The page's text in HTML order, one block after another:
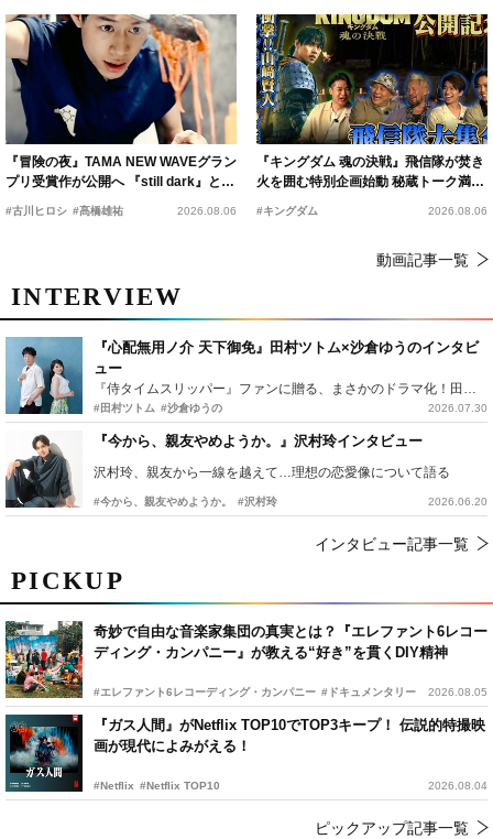
PICKUP
奇妙で自由な音楽家集団の真実とは？『エレファント6レコー
ディング・カンパニー』が教える“好き”を貫くDIY精神
#エレファント6レコーディング・カンパニー #ドキュメンタリー 2026.08.05
『ガス人間』がNetflix TOP10でTOP3キープ！ 伝説的特撮映
画が現代によみがえる！
#Netflix #Netflix TOP10 2026.08.04
ピックアップ記事一覧
『冒険の夜』TAMA NEW WAVEグラン
プリ受賞作が公開へ 『still dark』と同
時上映決定
#古川ヒロシ #髙橋雄祐 2026.08.06
『キングダム 魂の決戦』飛信隊が焚き
火を囲む特別企画始動 秘蔵トーク満載
の“キングダムキャンプ”開催
#キングダム 2026.08.06
動画記事一覧
INTERVIEW
『心配無用ノ介 天下御免』田村ツトム×沙倉ゆうのインタビ
ュー
『侍タイムスリッパー』ファンに贈る、まさかのドラマ化！田村ツトム×沙倉ゆうのが語る『心配無用ノ介』撮影秘話
#田村ツトム #沙倉ゆうの 2026.07.30
『今から、親友やめようか。』沢村玲インタビュー
沢村玲、親友から一線を越えて…理想の恋愛像について語る
#今から、親友やめようか。 #沢村玲 2026.06.20
インタビュー記事一覧